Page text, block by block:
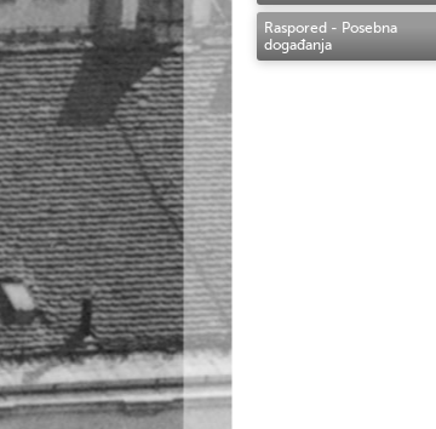
Raspored - Posebna
događanja